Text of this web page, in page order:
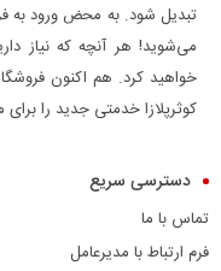
تبدیل شود. به محض ورود به
می‌شوید! هر آنچه که نیاز
خواهید کرد. هم اکنون
کوثرپلازا خدمتی جدید را
دسترسی سریع
تماس با ما
فرم ارتباط با مدیرعامل